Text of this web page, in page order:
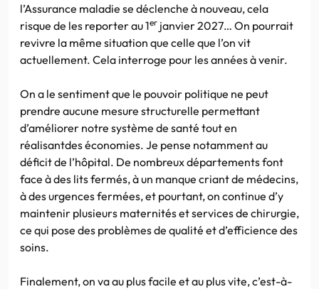
l’Assurance maladie se déclenche à nouveau, cela
risque de les reporter au 1er janvier 2027… On pourrait
revivre la même situation que celle que l’on vit
actuellement. Cela interroge pour les années à venir.
On a le sentiment que le pouvoir politique ne peut
prendre aucune mesure structurelle permettant
d’améliorer notre système de santé tout en
réalisantdes économies. Je pense notamment au
déficit de l’hôpital. De nombreux départements font
face à des lits fermés, à un manque criant de médecins,
à des urgences fermées, et pourtant, on continue d’y
maintenir plusieurs maternités et services de chirurgie,
ce qui pose des problèmes de qualité et d’efficience des
soins.
Finalement, on va au plus facile et au plus vite, c’est-à-